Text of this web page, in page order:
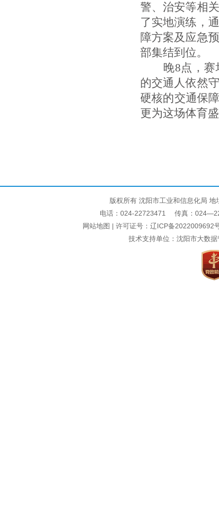
警、治安等相
了实地演练，
障方案及应急
部集结到位。
晚8点，赛场
的交通人依然
硬核的交通保
更为这场体育
版权所有 沈阳市工业和信息化局
电话：024-22723471 传真：
网站地图 | 许可证号： 辽ICP备2022009692
技术支持单位：沈阳市大数